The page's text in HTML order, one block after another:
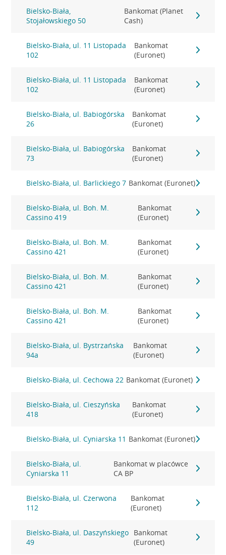
Bielsko-Biała,
Stojałowskiego 50
Bankomat (Planet
Cash)
Bielsko-Biała, ul. 11 Listopada
102
Bankomat
(Euronet)
Bielsko-Biała, ul. 11 Listopada
102
Bankomat
(Euronet)
Bielsko-Biała, ul. Babiogórska
26
Bankomat
(Euronet)
Bielsko-Biała, ul. Babiogórska
73
Bankomat
(Euronet)
Bielsko-Biała, ul. Barlickiego 7 Bankomat (Euronet)
Bielsko-Biała, ul. Boh. M.
Cassino 419
Bankomat
(Euronet)
Bielsko-Biała, ul. Boh. M.
Cassino 421
Bankomat
(Euronet)
Bielsko-Biała, ul. Boh. M.
Cassino 421
Bankomat
(Euronet)
Bielsko-Biała, ul. Boh. M.
Cassino 421
Bankomat
(Euronet)
Bielsko-Biała, ul. Bystrzańska
94a
Bankomat
(Euronet)
Bielsko-Biała, ul. Cechowa 22 Bankomat (Euronet)
Bielsko-Biała, ul. Cieszyńska
418
Bankomat
(Euronet)
Bielsko-Biała, ul. Cyniarska 11 Bankomat (Euronet)
Bielsko-Biała, ul.
Cyniarska 11
Bankomat w placówce
CA BP
Bielsko-Biała, ul. Czerwona
112
Bankomat
(Euronet)
Bielsko-Biała, ul. Daszyńskiego
49
Bankomat
(Euronet)